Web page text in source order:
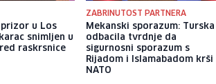
u Los
snimljen u
raskrsnice
ZABRINUTOST PARTNERA
Mekanski sporazum: Turska
odbacila tvrdnje da
sigurnosni sporazum s
Rijadom i Islamabadom krši
NATO